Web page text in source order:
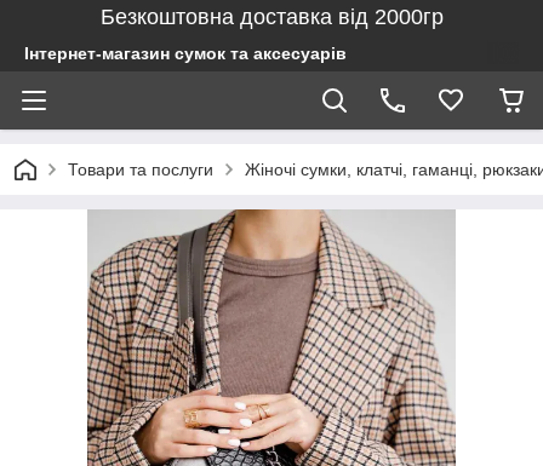
Безкоштовна доставка від 2000гр
Інтернет-магазин сумок та аксесуарів
Товари та послуги Жіночі сумки, клатчі, гаманці,